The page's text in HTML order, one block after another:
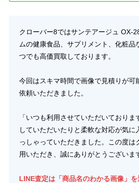
クローバー8ではサンテアージュ OX-
ムの健康食品、サプリメント、化粧品
つでも高価買取しております。
今回はスキマ時間で画像で見積りが可
依頼いただきました。
「いつも利用させていただいておりま
していただいたりと柔軟な対応が気に
っしゃっていただきました。この度は
用いただき、誠にありがとうございま
LINE査定は「商品名のわかる画像」